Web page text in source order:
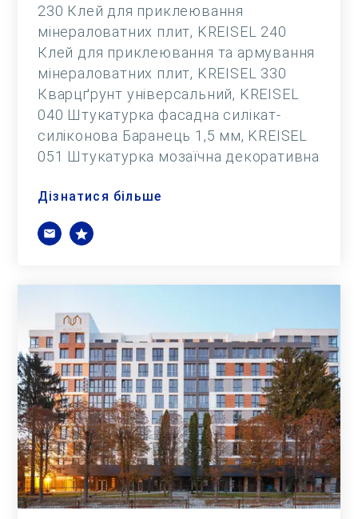
230 Клей для приклеювання
мінераловатних плит, KREISEL 240
Клей для приклеювання та армування
мінераловатних плит, KREISEL 330
Кварцґрунт універсальний, KREISEL
040 Штукатурка фасадна силікат-
силіконова Баранець 1,5 мм, KREISEL
051 Штукатурка мозаїчна декоративна
Дізнатися більше